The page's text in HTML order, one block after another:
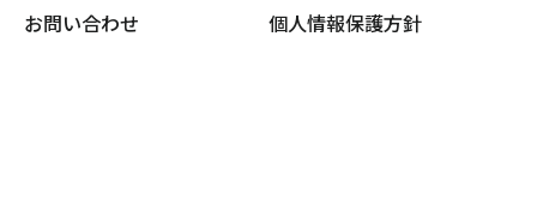
お問い合わせ
個人情報保護方針